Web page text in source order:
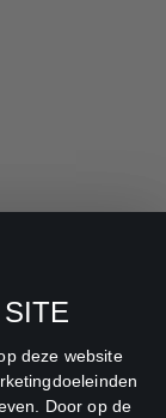
deze website
Door op de